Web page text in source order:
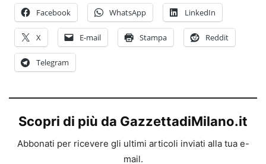
Facebook WhatsApp LinkedIn
X E-mail Stampa Reddit
Telegram
Scopri di più da GazzettadiMilano.it
Abbonati per ricevere gli ultimi articoli inviati alla tua e-
mail.